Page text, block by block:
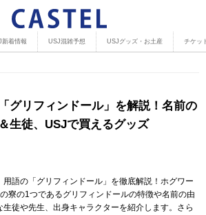
新着情報 USJ混雑予想 USJグッズ・お土産 チケッ
グリフィンドール」を解説！名前の
生徒、USJで買えるグッズ
語の「グリフィンドール」を徹底解説！ホグワー
寮の1つであるグリフィンドールの特徴や名前の由
徒や先生、出身キャラクターを紹介します。さら